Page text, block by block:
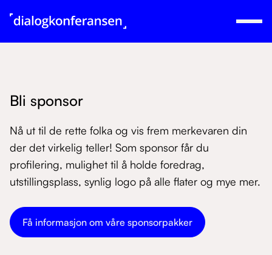
Bli sponsor
Nå ut til de rette folka og vis frem merkevaren din
der det virkelig teller! Som sponsor får du
profilering, mulighet til å holde foredrag,
utstillingsplass, synlig logo på alle flater og mye mer.
Få informasjon om våre sponsorpakker